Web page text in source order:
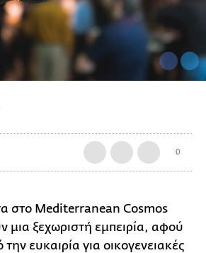
0
στο Mediterranean Cosmos
μια ξεχωριστή εμπειρία, αφού
την ευκαιρία για οικογενειακές